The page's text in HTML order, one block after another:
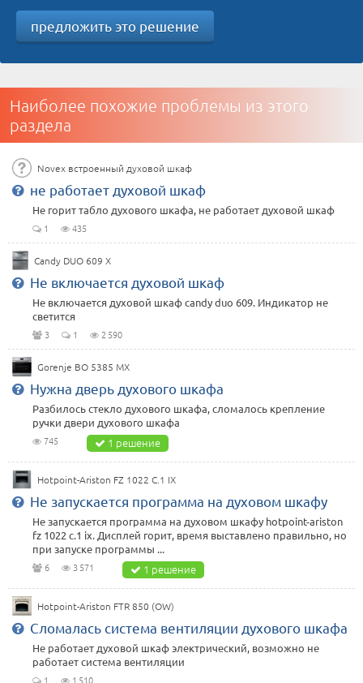
предложить это решение
Наиболее похожие проблемы из этого
раздела
Novex встроенный духовой шкаф
не работает духовой шкаф
Не горит табло духового шкафа, не работает духовой шкаф
1 435
Candy DUO 609 X
Не включается духовой шкаф
Не включается духовой шкаф candy duo 609. Индикатор не
светится
3 1 2 590
Gorenje BO 5385 MX
Нужна дверь духового шкафа
Разбилось стекло духового шкафа, сломалось крепление
ручки двери духового шкафа
745 1 решение
Hotpoint-Ariston FZ 1022 C.1 IX
Не запускается программа на духовом шкафу
Не запускается программа на духовом шкафу hotpoint-ariston
fz 1022 c.1 ix. Дисплей горит, время выставлено правильно, но
при запуске программы ...
6 3 571 1 решение
Hotpoint-Ariston FTR 850 (OW)
Сломалась система вентиляции духового шкафа
Не работает духовой шкаф электрический, возможно не
работает система вентиляции
1 1 510